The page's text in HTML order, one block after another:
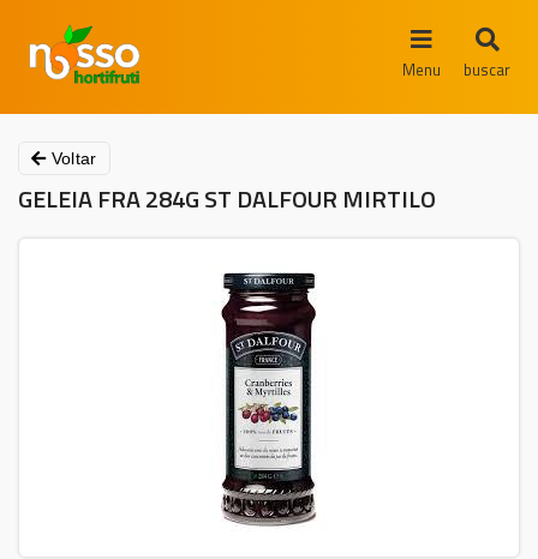
Menu buscar
Voltar
GELEIA FRA 284G ST DALFOUR MIRTILO